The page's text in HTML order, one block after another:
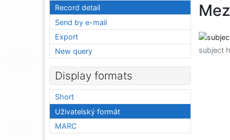
subject
Record detail
Send by e-mail
Export
New query
Display formats
Short
Uživatelský formát
MARC